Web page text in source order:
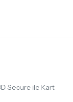
Secure ile Kart